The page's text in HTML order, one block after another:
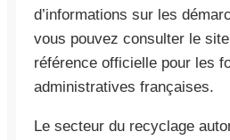
d’informations sur les
vous pouvez consulter le site
référence officielle pour les
administratives françaises.
Le secteur du recyclage